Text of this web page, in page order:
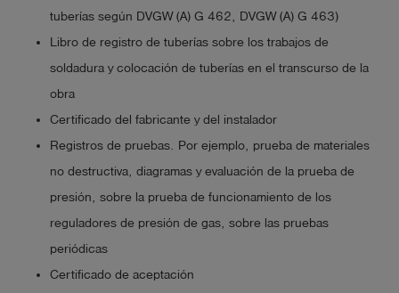
tuberías según DVGW (A) G 462, DVGW (A) G 463)
Libro de registro de tuberías sobre los trabajos de
soldadura y colocación de tuberías en el transcurso de la
obra
Certificado del fabricante y del instalador
Registros de pruebas. Por ejemplo, prueba de materiales
no destructiva, diagramas y evaluación de la prueba de
presión, sobre la prueba de funcionamiento de los
reguladores de presión de gas, sobre las pruebas
periódicas
Certificado de aceptación